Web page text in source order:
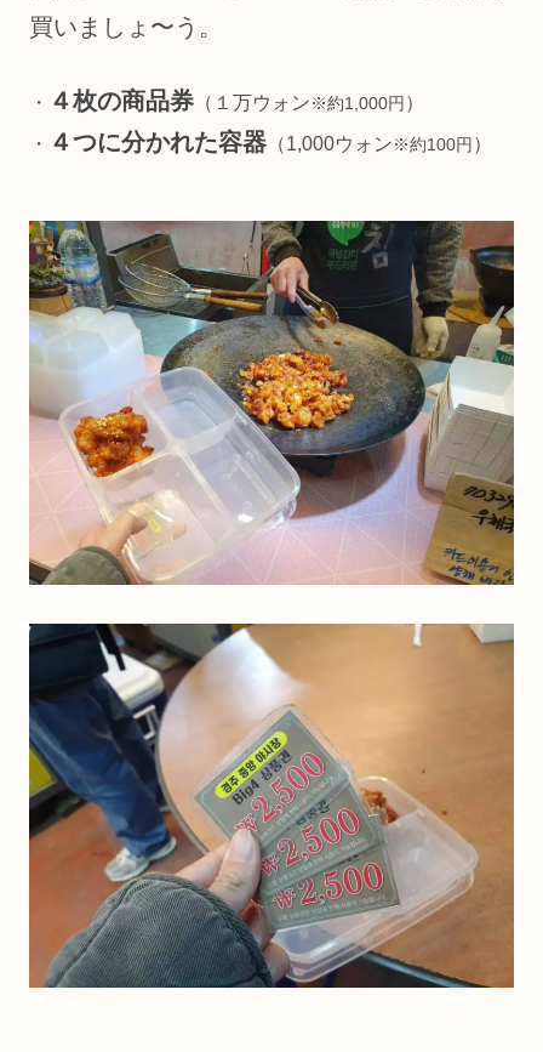
買いましょ〜う。
・ ４枚の商品券 （１万ウォン※約1,000円）
・ ４つに分かれた容器 （1,000ウォン※約100円）